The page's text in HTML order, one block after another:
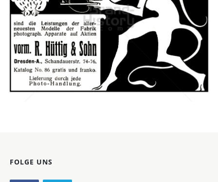
R. Hüttig & Sohn, Dresden
R. Hüttig & Sohn, Dresden
1905
Bild-ID: 42689
FOLGE UNS